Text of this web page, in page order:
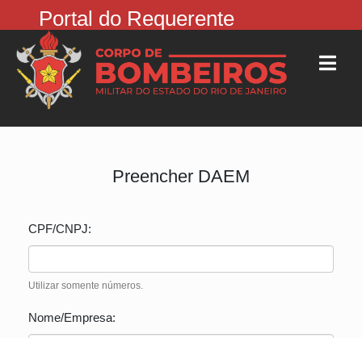
Portal do Requerente
Preencher DAEM
CPF/CNPJ:
Utilizar somente números.
Nome/Empresa: